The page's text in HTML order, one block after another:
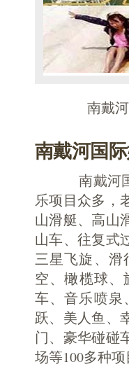
南戴
南戴河国
南戴河国际
乐项目众多，
山滑艇、高山
山车、往复式
三星飞旋、滑
空、橄榄球、
车、音乐喷泉
跃、美人鱼、
门、豪华碰碰
场等100多种项